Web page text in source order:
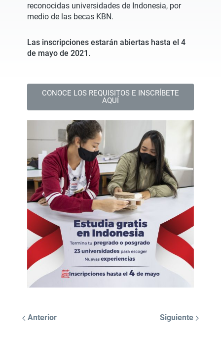
reconocidas universidades de Indonesia, por
medio de las becas KBN.
Las inscripciones estarán abiertas hasta el 4
de mayo de 2021.
CONOCE LOS REQUISITOS E INSCRÍBETE
AQUÍ
Anterior Siguiente